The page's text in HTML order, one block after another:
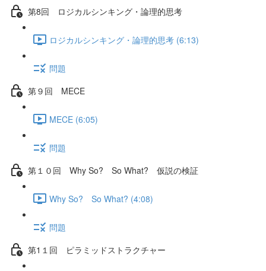
第8回 ロジカルシンキング・論理的思考
ロジカルシンキング・論理的思考 (6:13)
問題
第９回 MECE
MECE (6:05)
問題
第１０回 Why So? So What? 仮説の検証
Why So? So What? (4:08)
問題
第1１回 ピラミッドストラクチャー